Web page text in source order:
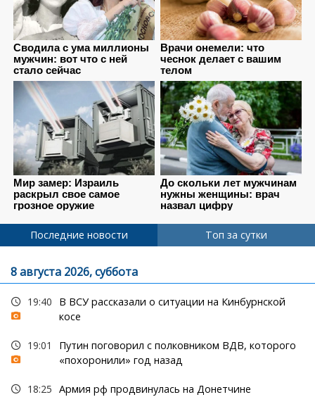
Последние новости Топ за сутки
8 августа 2026, суббота
19:40
В ВСУ рассказали о ситуации на Кинбурнской
косе
19:01
Путин поговорил с полковником ВДВ, которого
«похоронили» год назад
18:25 Армия рф продвинулась на Донетчине